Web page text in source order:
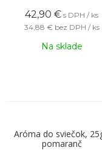
42,90 € s DPH / ks
34,88 € bez DPH / ks
Na sklade
Aróma do sviečok,
pomaranč